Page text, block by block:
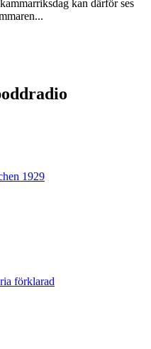
kan därför ses
1929
förklarad